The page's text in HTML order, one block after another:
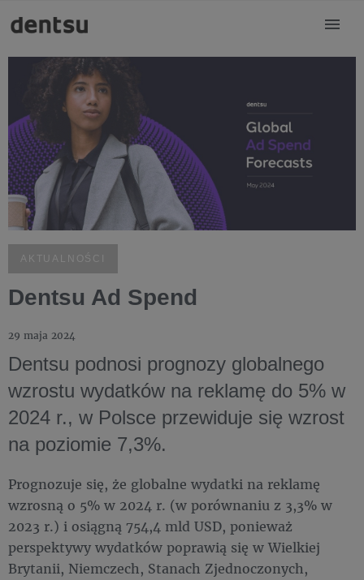
AKTUALNOŚCI
Dentsu Ad Spend
29 maja 2024
Dentsu podnosi prognozy globalnego
wzrostu wydatków na reklamę do 5% w
2024 r., w Polsce przewiduje się wzrost
na poziomie 7,3%.
Prognozuje się, że globalne wydatki na reklamę
wzrosną o 5% w 2024 r. (w porównaniu z 3,3% w
2023 r.) i osiągną 754,4 mld USD, ponieważ
perspektywy wydatków poprawią się w Wielkiej
Brytanii, Niemczech, Stanach Zjednoczonych,